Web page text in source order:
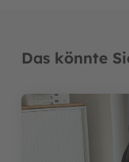
Das könnte